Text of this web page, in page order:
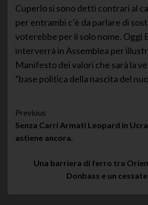
Cuperlo si sono detti contrari al
per entrambi c’è da parlare di
voterebbe per il solo nome. Oggi
interverrà in Assemblea per
Manifesto dei valori che sarà la
“base politica della nascita del
Post
Navigation
Previous
Senza Carri Armati Leopard in
astiene ancora.
Una barriera di ferro tra
Donbass e un